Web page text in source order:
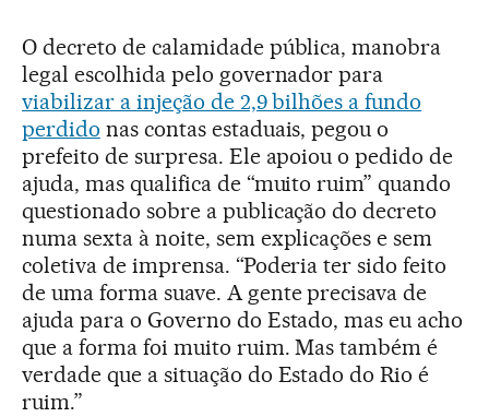
O decreto de calamidade pública, manobra
legal escolhida pelo governador para
viabilizar a injeção de 2,9 bilhões a fundo
perdido nas contas estaduais, pegou o
prefeito de surpresa. Ele apoiou o pedido de
ajuda, mas qualifica de “muito ruim” quando
questionado sobre a publicação do decreto
numa sexta à noite, sem explicações e sem
coletiva de imprensa. “Poderia ter sido feito
de uma forma suave. A gente precisava de
ajuda para o Governo do Estado, mas eu acho
que a forma foi muito ruim. Mas também é
verdade que a situação do Estado do Rio é
ruim.”